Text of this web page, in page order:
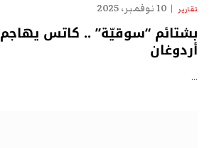
تقارير 10 نوفمبر، 2025
بشتائم “سوقيّة” .. كاتس يهاجم
أردوغان
…